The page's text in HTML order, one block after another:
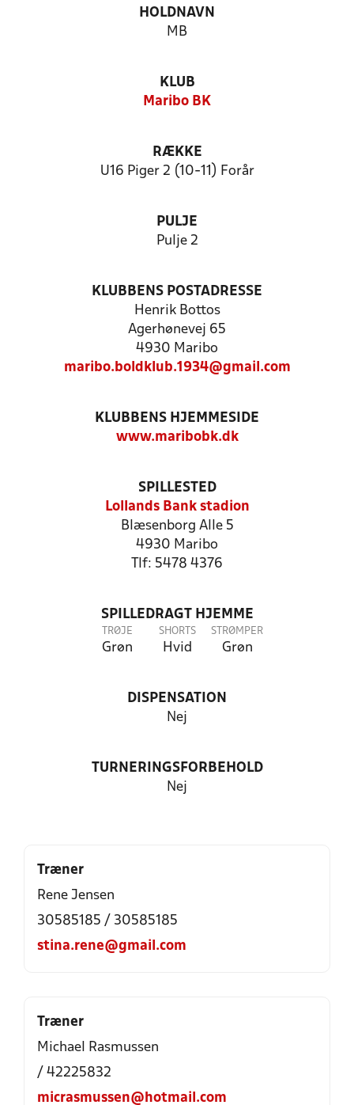
HOLDNAVN
MB
KLUB
Maribo BK
RÆKKE
U16 Piger 2 (10-11) Forår
PULJE
Pulje 2
KLUBBENS POSTADRESSE
Henrik Bottos
Agerhønevej 65
4930 Maribo
maribo.boldklub.1934@gmail.com
KLUBBENS HJEMMESIDE
www.maribobk.dk
SPILLESTED
Lollands Bank stadion
Blæsenborg Alle 5
4930 Maribo
Tlf: 5478 4376
SPILLEDRAGT HJEMME
TRØJE
Grøn
SHORTS
Hvid
STRØMPER
Grøn
DISPENSATION
Nej
TURNERINGSFORBEHOLD
Nej
Træner
Rene Jensen
30585185 / 30585185
stina.rene@gmail.com
Træner
Michael Rasmussen
/ 42225832
micrasmussen@hotmail.com